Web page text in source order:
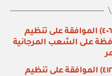
قرار مجلس الوزراء رقم (٤٠٦) الموافقة على تنظيم
على الشعب المرجانية
قرار مجلس الوزراء رقم (٤١٢) الموافقة على تنظيم